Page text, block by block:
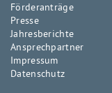
Förderanträge
Presse
Jahresberichte
Ansprechpartner
Impressum
Datenschutz